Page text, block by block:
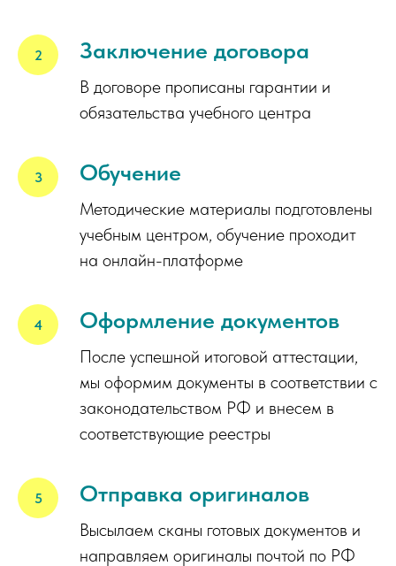
Заключение договора
В договоре прописаны гарантии и
обязательства учебного центра
Обучение
Методические материалы подготовлены
учебным центром, обучение проходит
на онлайн-платформе
Оформление документов
После успешной итоговой аттестации,
мы оформим документы в соответствии с
законодательством РФ и внесем в
соответствующие реестры
Отправка оригиналов
Высылаем сканы готовых документов и
направляем оригиналы почтой по РФ